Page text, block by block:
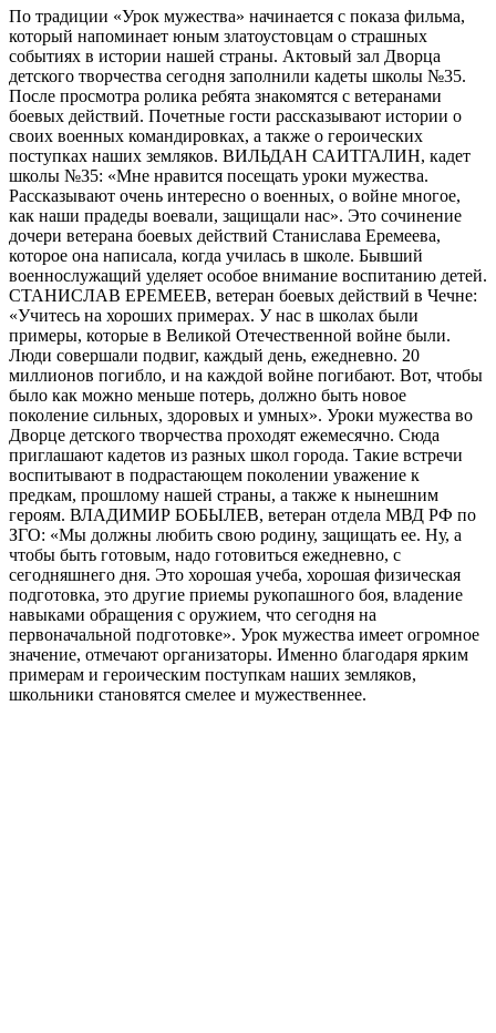
По традиции «Урок мужества» начинается с показа фильма,
который напоминает юным златоустовцам о страшных
событиях в истории нашей страны. Актовый зал Дворца
детского творчества сегодня заполнили кадеты школы №35.
После просмотра ролика ребята знакомятся с ветеранами
боевых действий. Почетные гости рассказывают истории о
своих военных командировках, а также о героических
поступках наших земляков. ВИЛЬДАН САИТГАЛИН, кадет
школы №35: «Мне нравится посещать уроки мужества.
Рассказывают очень интересно о военных, о войне многое,
как наши прадеды воевали, защищали нас». Это сочинение
дочери ветерана боевых действий Станислава Еремеева,
которое она написала, когда училась в школе. Бывший
военнослужащий уделяет особое внимание воспитанию детей.
СТАНИСЛАВ ЕРЕМЕЕВ, ветеран боевых действий в Чечне:
«Учитесь на хороших примерах. У нас в школах были
примеры, которые в Великой Отечественной войне были.
Люди совершали подвиг, каждый день, ежедневно. 20
миллионов погибло, и на каждой войне погибают. Вот, чтобы
было как можно меньше потерь, должно быть новое
поколение сильных, здоровых и умных». Уроки мужества во
Дворце детского творчества проходят ежемесячно. Сюда
приглашают кадетов из разных школ города. Такие встречи
воспитывают в подрастающем поколении уважение к
предкам, прошлому нашей страны, а также к нынешним
героям. ВЛАДИМИР БОБЫЛЕВ, ветеран отдела МВД РФ по
ЗГО: «Мы должны любить свою родину, защищать ее. Ну, а
чтобы быть готовым, надо готовиться ежедневно, с
сегодняшнего дня. Это хорошая учеба, хорошая физическая
подготовка, это другие приемы рукопашного боя, владение
навыками обращения с оружием, что сегодня на
первоначальной подготовке». Урок мужества имеет огромное
значение, отмечают организаторы. Именно благодаря ярким
примерам и героическим поступкам наших земляков,
школьники становятся смелее и мужественнее.